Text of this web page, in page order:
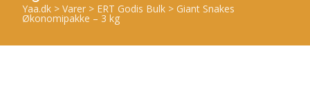
Yaa.dk > Varer > ERT Godis Bulk > Giant Snakes
Økonomipakke – 3 kg